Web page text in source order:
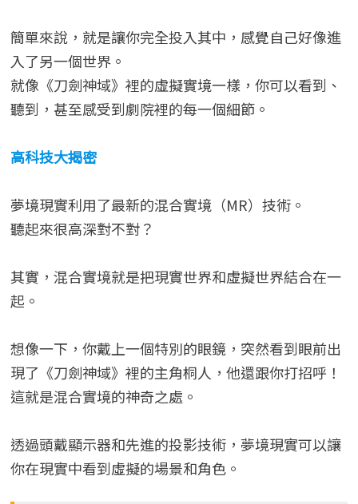
簡單來說，就是讓你完全投入其中，感覺自己好像進
入了另一個世界。
就像《刀劍神域》裡的虛擬實境一樣，你可以看到、
聽到，甚至感受到劇院裡的每一個細節。
高科技大揭密
夢境現實利用了最新的混合實境（MR）技術。
聽起來很高深對不對？
其實，混合實境就是把現實世界和虛擬世界結合在一
起。
想像一下，你戴上一個特別的眼鏡，突然看到眼前出
現了《刀劍神域》裡的主角桐人，他還跟你打招呼！
這就是混合實境的神奇之處。
透過頭戴顯示器和先進的投影技術，夢境現實可以讓
你在現實中看到虛擬的場景和角色。